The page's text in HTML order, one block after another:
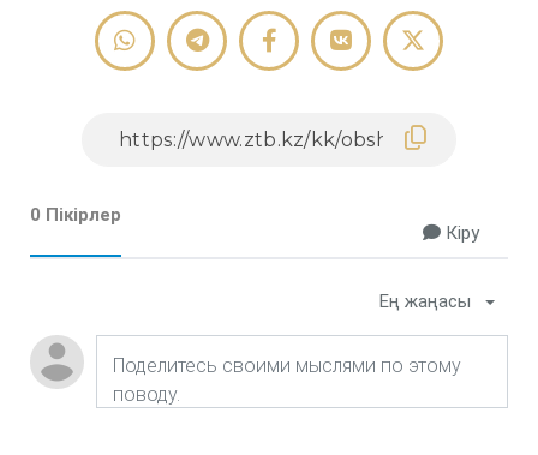
0 Пікірлер
Кіру
Ең жаңасы